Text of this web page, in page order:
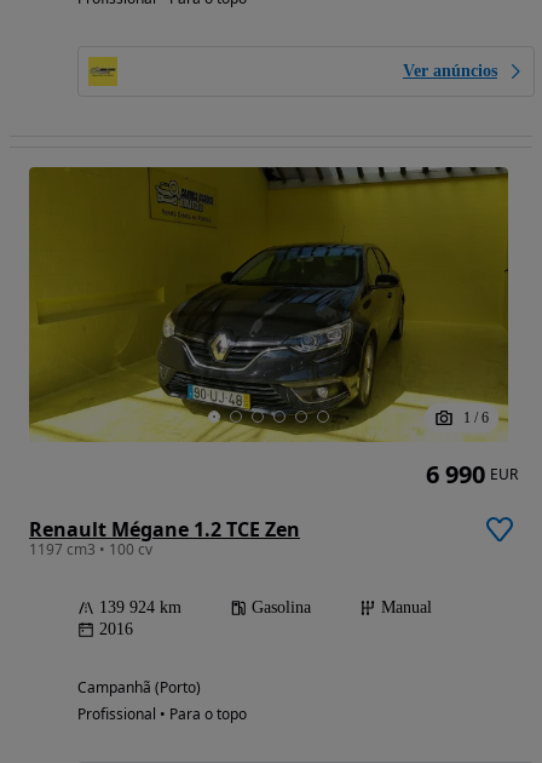
Ver anúncios
1 / 6
Renault Mégane 1.2 TCE Zen
1197 cm3 • 100 cv
139 924 km Gasolina
Manual
2016
Campanhã (Porto)
Profissional • Para o topo
6 990 EUR